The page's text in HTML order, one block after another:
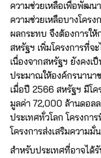
ความช่วยเหลือเพื่อพัฒน
ความช่วยเหลือบางโคร
ผลกระทบ จึงต้องการให้
สหรัฐฯ เพิ่มโครงการที่จ
เนื่องจากสหรัฐฯ ยังคงเ
ประมาณให้องค์กรนานา
เมื่อปี 2566 สหรัฐฯ มีโค
มูลค่า 72,000 ล้านดอล
ประเทศทั่วโลก โครงกา
โครงการส่งเสริมความ
สำหรับประเทศที่อาจได้